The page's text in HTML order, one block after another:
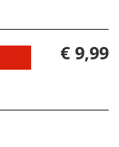
€ 9,99